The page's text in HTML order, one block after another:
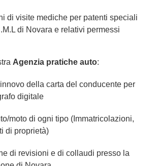
di visite mediche per patenti speciali
di Novara e relativi permessi
Agenzia pratiche auto:
della carta del conducente per
digitale
moto di ogni tipo (Immatricolazioni,
di proprietà)
di revisioni e di collaudi presso la